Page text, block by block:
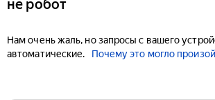
не робот
Нам очень жаль, но запросы с вашего
автоматические.
Почему это могло